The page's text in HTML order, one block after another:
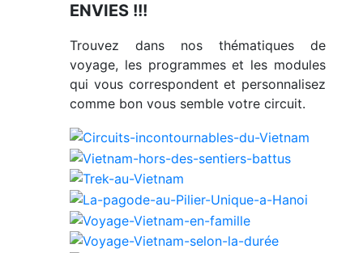
ENVIES !!!
Trouvez dans nos thématiques de
voyage, les programmes et les modules
qui vous correspondent et personnalisez
comme bon vous semble votre circuit.